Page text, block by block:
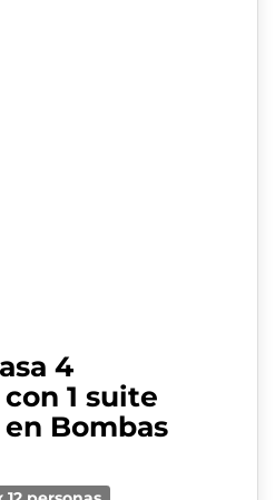
4
1 suite
Bombas